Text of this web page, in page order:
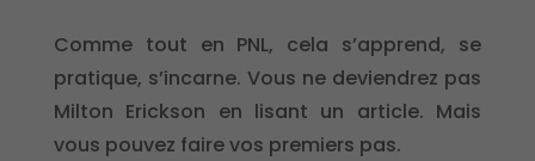
Comme tout en PNL, cela s’apprend, se
pratique, s’incarne. Vous ne deviendrez pas
Milton Erickson en lisant un article. Mais
vous pouvez faire vos premiers pas.